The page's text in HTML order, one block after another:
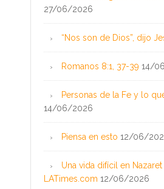
27/06/2026
“Nos son de Dios”, dijo
Romanos 8:1, 37-39 14/
Personas de la Fe y lo
14/06/2026
Piensa en esto 12/06/
Una vida difícil en
LATimes.com 12/06/2026